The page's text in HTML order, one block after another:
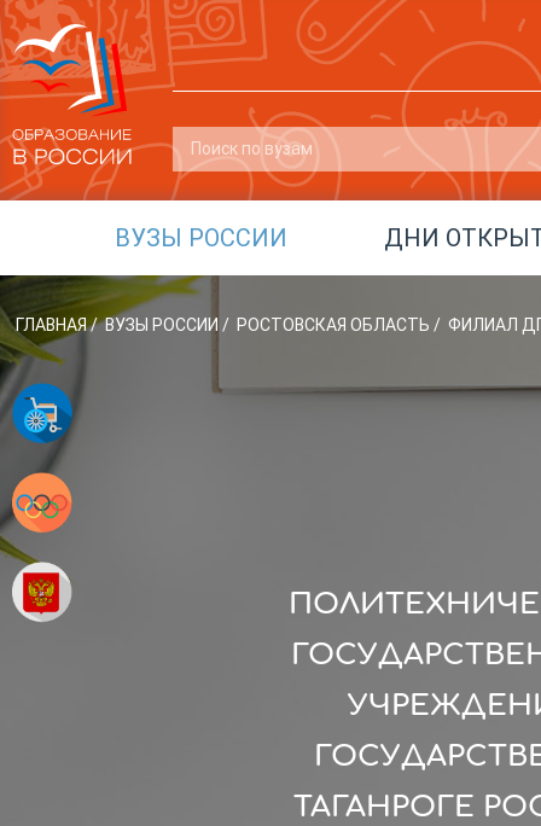
ВУЗЫ РОССИИ ДНИ
ГЛАВНАЯ/ ВУЗЫ РОССИИ / РОСТОВСКАЯ ОБЛАСТЬ / ФИЛИАЛ
ТАГАНРОГЕ